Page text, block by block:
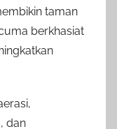
taman
berkhasiat
dan